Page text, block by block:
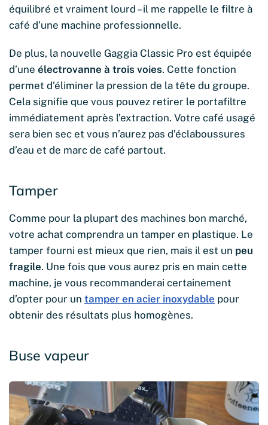
équilibré et vraiment lourd – il me rappelle le filtre à
café d’une machine professionnelle.
De plus, la nouvelle Gaggia Classic Pro est équipée
d’une électrovanne à trois voies. Cette fonction
permet d’éliminer la pression de la tête du groupe.
Cela signifie que vous pouvez retirer le portafiltre
immédiatement après l’extraction. Votre café usagé
sera bien sec et vous n’aurez pas d’éclaboussures
d’eau et de marc de café partout.
Tamper
Comme pour la plupart des machines bon marché,
votre achat comprendra un tamper en plastique. Le
tamper fourni est mieux que rien, mais il est un peu
fragile. Une fois que vous aurez pris en main cette
machine, je vous recommanderai certainement
d’opter pour un tamper en acier inoxydable pour
obtenir des résultats plus homogènes.
Buse vapeur